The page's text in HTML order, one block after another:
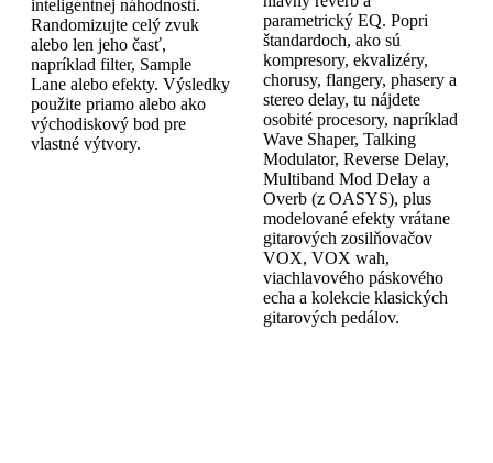
inteligentnej náhodnosti.
Randomizujte celý zvuk
alebo len jeho časť,
napríklad filter, Sample
Lane alebo efekty. Výsledky
použite priamo alebo ako
východiskový bod pre
vlastné výtvory.
parametrický EQ. Popri
štandardoch, ako sú
kompresory, ekvalizéry,
chorusy, flangery, phasery a
stereo delay, tu nájdete
osobité procesory, napríklad
Wave Shaper, Talking
Modulator, Reverse Delay,
Multiband Mod Delay a
Overb (z OASYS), plus
modelované efekty vrátane
gitarových zosilňovačov
VOX, VOX wah,
viachlavového páskového
echa a kolekcie klasických
gitarových pedálov.